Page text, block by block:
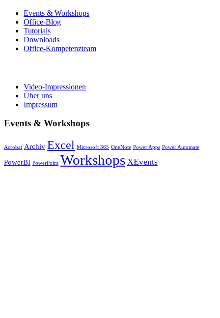
Events & Workshops
Office-Blog
Tutorials
Downloads
Office-Kompetenzteam
Video-Impressionen
Über uns
Impressum
Events & Workshops
Acrobat Archiv Excel Microsoft 365 OneNote Power Apps Power Automate
PowerBI PowerPoint Workshops XEvents